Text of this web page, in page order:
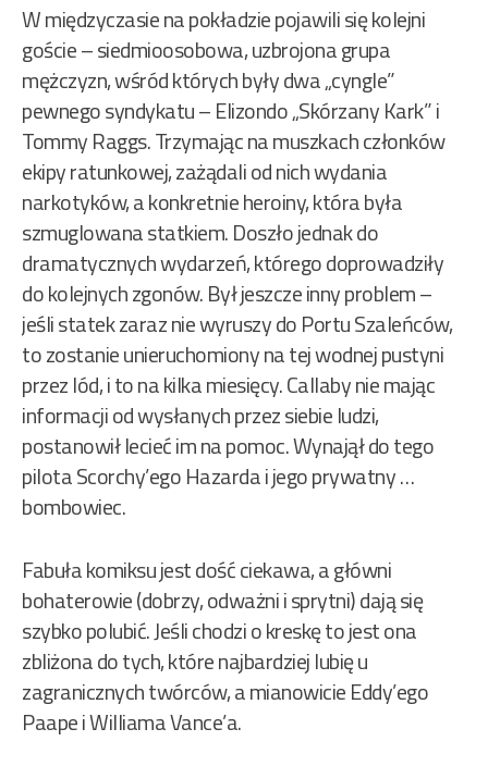
W międzyczasie na pokładzie pojawili się kolejni
goście – siedmioosobowa, uzbrojona grupa
mężczyzn, wśród których były dwa „cyngle”
pewnego syndykatu – Elizondo „Skórzany Kark” i
Tommy Raggs. Trzymając na muszkach członków
ekipy ratunkowej, zażądali od nich wydania
narkotyków, a konkretnie heroiny, która była
szmuglowana statkiem. Doszło jednak do
dramatycznych wydarzeń, którego doprowadziły
do kolejnych zgonów. Był jeszcze inny problem –
jeśli statek zaraz nie wyruszy do Portu Szaleńców,
to zostanie unieruchomiony na tej wodnej pustyni
przez lód, i to na kilka miesięcy. Callaby nie mając
informacji od wysłanych przez siebie ludzi,
postanowił lecieć im na pomoc. Wynajął do tego
pilota Scorchy’ego Hazarda i jego prywatny …
bombowiec.
Fabuła komiksu jest dość ciekawa, a główni
bohaterowie (dobrzy, odważni i sprytni) dają się
szybko polubić. Jeśli chodzi o kreskę to jest ona
zbliżona do tych, które najbardziej lubię u
zagranicznych twórców, a mianowicie Eddy’ego
Paape i Williama Vance’a.